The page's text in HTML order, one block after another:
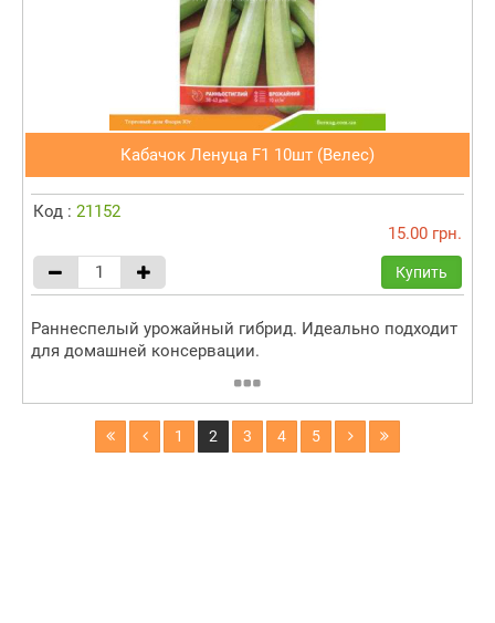
Кабачок Ленуца F1 10шт (Велес)
Код : 21152
15.00 грн.
Купить
Раннеспелый урожайный гибрид. Идеально подходит
для домашней консервации.
1 2 3 4 5